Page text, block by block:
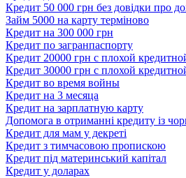
Кредит 50 000 грн без довідки про
Займ 5000 на карту терміново
Кредит на 300 000 грн
Кредит по загранпаспорту
Кредит 20000 грн с плохой
Кредит 30000 грн с плохой
Кредит во время войны
Кредит на 3 месяца
Кредит на зарплатную карту
Допомога в отриманні кредиту із
Кредит для мам у декреті
Кредит з тимчасовою пропискою
Кредит під материнський капітал
Кредит у доларах